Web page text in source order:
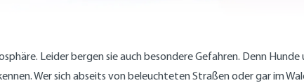
Leider bergen sie auch besondere Gefahren. Denn
Wer sich abseits von beleuchteten Straßen oder gar im